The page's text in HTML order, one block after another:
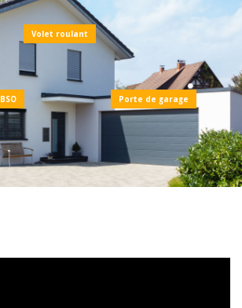
BSO
Volet roulant
Porte de garage